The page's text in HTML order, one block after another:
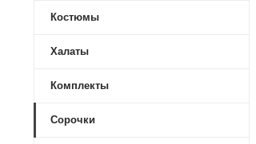
Костюмы
Халаты
Комплекты
Сорочки